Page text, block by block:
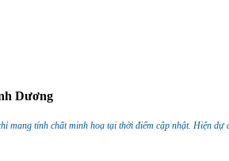
Dương
mang tính chất minh hoạ tại thời điểm cập nhật. Hiện